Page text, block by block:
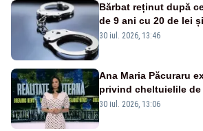
Bărbat reținut după
de 9 ani cu 20 de lei
sexual: scene
30 iul. 2026, 13:46
Ana Maria Păcuraru
privind cheltuielile de
cer transparență în
30 iul. 2026, 13:06